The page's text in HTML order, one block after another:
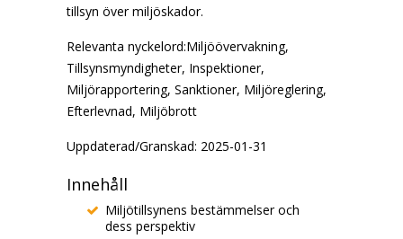
tillsyn över miljöskador.
Relevanta nyckelord:Miljöövervakning,
Tillsynsmyndigheter, Inspektioner,
Miljörapportering, Sanktioner, Miljöreglering,
Efterlevnad, Miljöbrott
Uppdaterad/Granskad: 2025-01-31
Innehåll
Miljötillsynens bestämmelser och
dess perspektiv